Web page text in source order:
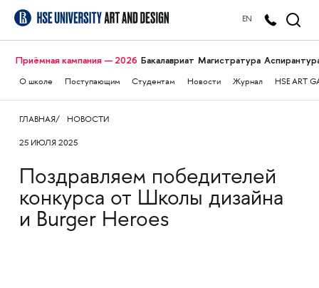
EN
Приёмная кампания — 2026 Бакалавриат Магистратура
О школе Поступающим Студентам Новости Журнал HSE ART
ГЛАВНАЯ НОВОСТИ
25 ИЮЛЯ 2025
Поздравляем победителей
конкурса от Школы дизайна
и Burger Heroes